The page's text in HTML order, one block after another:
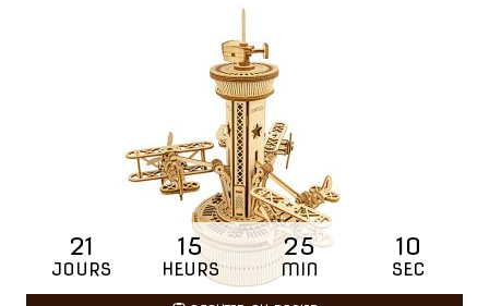
21
JOURS
15
HEURS
25
MIN
09
SEC